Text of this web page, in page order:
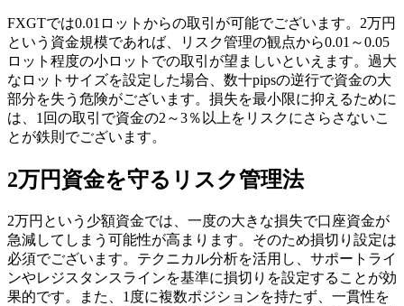
FXGTでは0.01ロットからの取引が可能でございます。2万円
という資金規模であれば、リスク管理の観点から0.01～0.05
ロット程度の小ロットでの取引が望ましいといえます。過大
なロットサイズを設定した場合、数十pipsの逆行で資金の大
部分を失う危険がございます。損失を最小限に抑えるために
は、1回の取引で資金の2～3％以上をリスクにさらさないこ
とが鉄則でございます。
2万円資金を守るリスク管理法
2万円という少額資金では、一度の大きな損失で口座資金が
急減してしまう可能性が高まります。そのため損切り設定は
必須でございます。テクニカル分析を活用し、サポートライ
ンやレジスタンスラインを基準に損切りを設定することが効
果的です。また、1度に複数ポジションを持たず、一貫性を